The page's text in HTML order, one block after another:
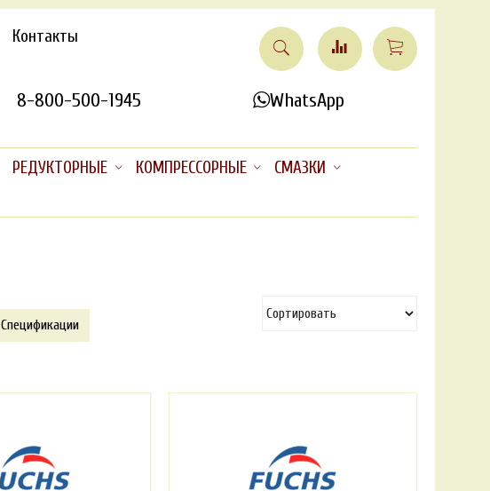
Контакты
8-800-500-1945 WhatsApp
РЕДУКТОРНЫЕ КОМПРЕССОРНЫЕ
СМАЗКИ
Спецификации